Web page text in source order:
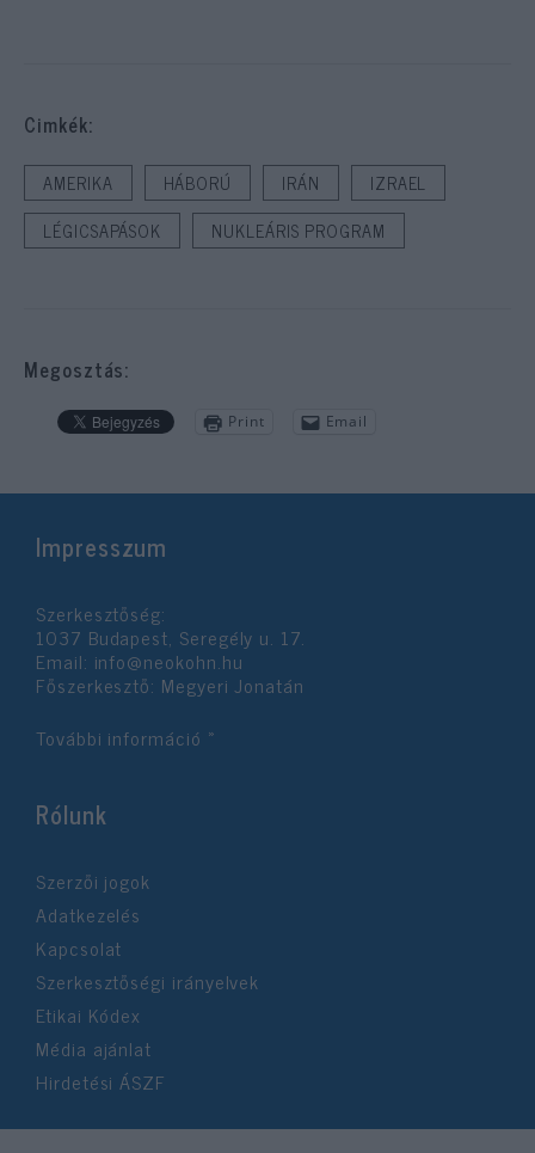
Cimkék:
AMERIKA HÁBORÚ IRÁN
IZRAEL
LÉGICSAPÁSOK
NUKLEÁRIS PROGRAM
Megosztás:
Print Email
Impresszum
Szerkesztőség:
1037 Budapest, Seregély u. 17.
Email: info@neokohn.hu
Főszerkesztő: Megyeri Jonatán
További információ »
Rólunk
Szerzői jogok
Adatkezelés
Kapcsolat
Szerkesztőségi irányelvek
Etikai Kódex
Média ajánlat
Hirdetési ÁSZF